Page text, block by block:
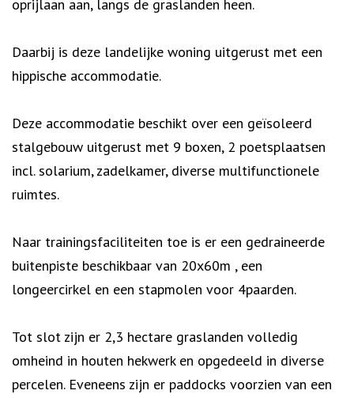
oprijlaan aan, langs de graslanden heen.
Daarbij is deze landelijke woning uitgerust met een
hippische accommodatie.
Deze accommodatie beschikt over een geïsoleerd
stalgebouw uitgerust met 9 boxen, 2 poetsplaatsen
incl. solarium, zadelkamer, diverse multifunctionele
ruimtes.
Naar trainingsfaciliteiten toe is er een gedraineerde
buitenpiste beschikbaar van 20x60m , een
longeercirkel en een stapmolen voor 4paarden.
Tot slot zijn er 2,3 hectare graslanden volledig
omheind in houten hekwerk en opgedeeld in diverse
percelen. Eveneens zijn er paddocks voorzien van een